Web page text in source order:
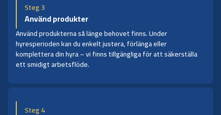
Steg 3
Använd produkter
Använd produkterna så länge behovet finns. Under
hyresperioden kan du enkelt justera, förlänga eller
komplettera din hyra – vi finns tillgängliga för att säkerställa
ett smidigt arbetsflöde.
Steg 4